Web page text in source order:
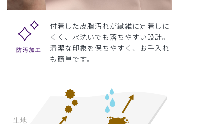
付着した皮脂汚れが繊維に定着しに
くく、水洗いでも落ちやすい設計。
清潔な印象を保ちやすく、お手入れ
も簡単です。